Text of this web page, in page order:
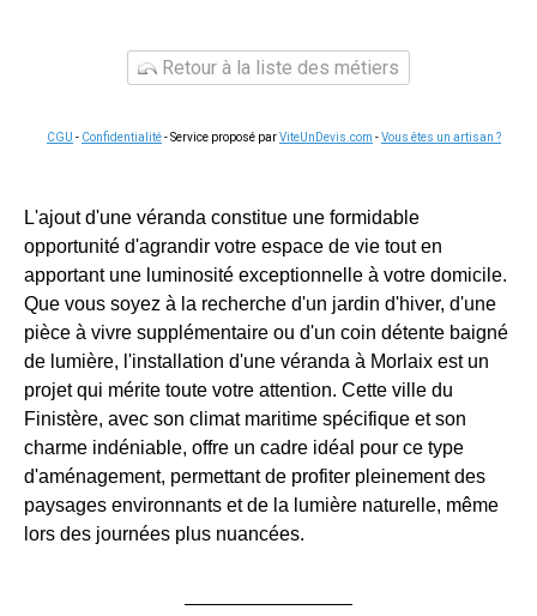
Retour à la liste des métiers
CGU - Confidentialité- Service proposé parViteUnDevis.com -Vous êtes un artisan ?
L'ajout d'une véranda constitue une formidable
opportunité d'agrandir votre espace de vie tout en
apportant une luminosité exceptionnelle à votre domicile.
Que vous soyez à la recherche d'un jardin d'hiver, d'une
pièce à vivre supplémentaire ou d'un coin détente baigné
de lumière, l'installation d'une véranda à Morlaix est un
projet qui mérite toute votre attention. Cette ville du
Finistère, avec son climat maritime spécifique et son
charme indéniable, offre un cadre idéal pour ce type
d'aménagement, permettant de profiter pleinement des
paysages environnants et de la lumière naturelle, même
lors des journées plus nuancées.